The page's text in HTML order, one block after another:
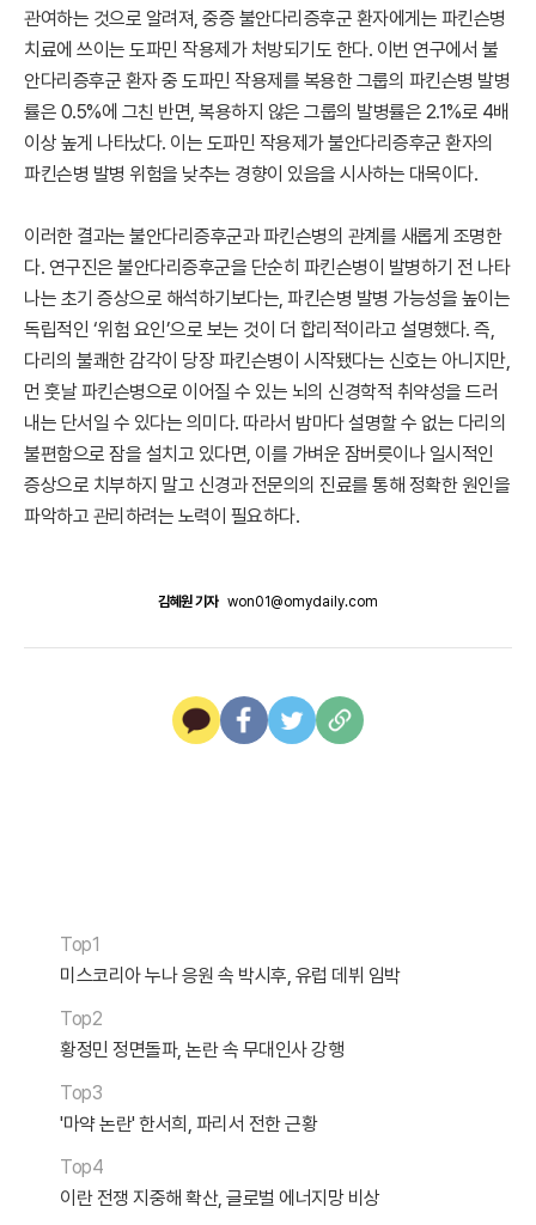
관여하는 것으로 알려져, 중증 불안다리증후군 환자에게는 파킨슨병
치료에 쓰이는 도파민 작용제가 처방되기도 한다. 이번 연구에서 불
안다리증후군 환자 중 도파민 작용제를 복용한 그룹의 파킨슨병 발병
률은 0.5%에 그친 반면, 복용하지 않은 그룹의 발병률은 2.1%로 4배
이상 높게 나타났다. 이는 도파민 작용제가 불안다리증후군 환자의
파킨슨병 발병 위험을 낮추는 경향이 있음을 시사하는 대목이다.
이러한 결과는 불안다리증후군과 파킨슨병의 관계를 새롭게 조명한
다. 연구진은 불안다리증후군을 단순히 파킨슨병이 발병하기 전 나타
나는 초기 증상으로 해석하기보다는, 파킨슨병 발병 가능성을 높이는
독립적인 ‘위험 요인’으로 보는 것이 더 합리적이라고 설명했다. 즉,
다리의 불쾌한 감각이 당장 파킨슨병이 시작됐다는 신호는 아니지만,
먼 훗날 파킨슨병으로 이어질 수 있는 뇌의 신경학적 취약성을 드러
내는 단서일 수 있다는 의미다. 따라서 밤마다 설명할 수 없는 다리의
불편함으로 잠을 설치고 있다면, 이를 가벼운 잠버릇이나 일시적인
증상으로 치부하지 말고 신경과 전문의의 진료를 통해 정확한 원인을
파악하고 관리하려는 노력이 필요하다.
김혜원 기자 won01@omydaily.com
Top1
미스코리아 누나 응원 속 박시후, 유럽 데뷔 임박
Top2
황정민 정면돌파, 논란 속 무대인사 강행
Top3
'마약 논란' 한서희, 파리서 전한 근황
Top4
이란 전쟁 지중해 확산, 글로벌 에너지망 비상